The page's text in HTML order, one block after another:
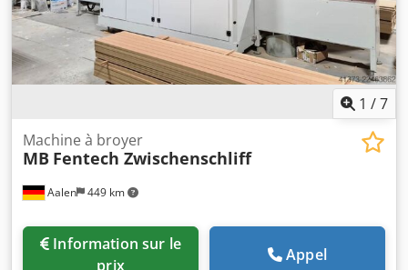
1 /7
Aalen 449 km
Machine à broyer
MB Fentech Zwischenschliff
prix
Appel